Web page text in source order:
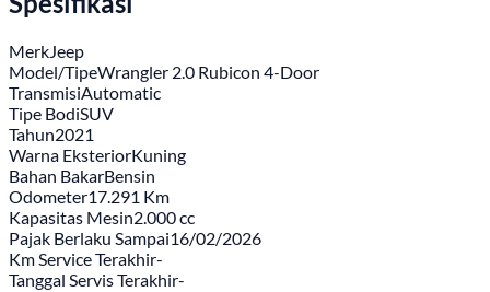
MerkJeep
Model/TipeWrangler 2.0 Rubicon 4-Door
TransmisiAutomatic
Tipe BodiSUV
Tahun2021
Warna EksteriorKuning
Bahan BakarBensin
Odometer17.291 Km
Kapasitas Mesin2.000 cc
Pajak Berlaku Sampai16/02/2026
Km Service Terakhir-
Tanggal Servis Terakhir-